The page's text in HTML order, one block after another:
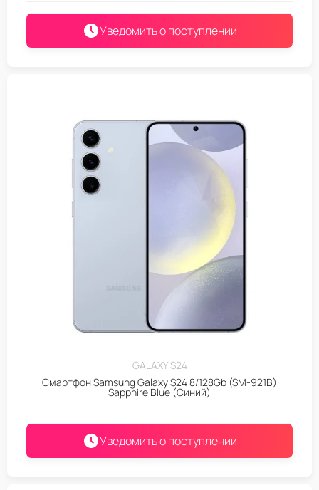
Уведомить о поступлении
GALAXY S24
Смартфон Samsung Galaxy S24 8/128Gb (SM-921B)
Sapphire Blue (Синий)
Уведомить о поступлении